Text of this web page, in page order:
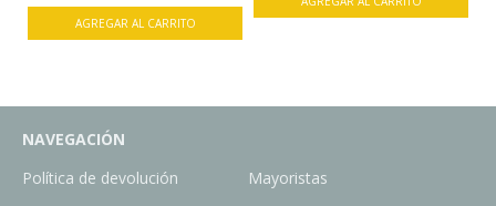
NAVEGACIÓN
Política de devolución
Mayoristas